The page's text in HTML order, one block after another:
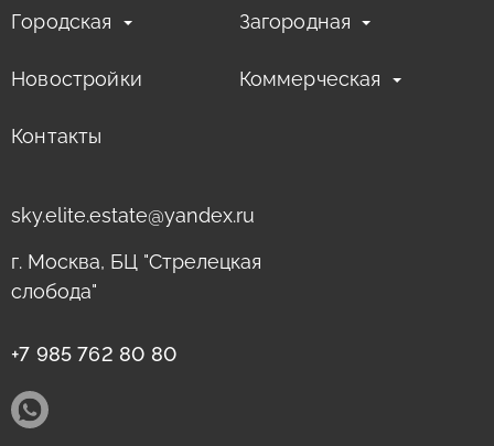
Городская Загородная
Новостройки Коммерческая
Контакты
sky.elite.estate@yandex.ru
г. Москва, БЦ "Стрелецкая
слобода"
+7 985 762 80 80